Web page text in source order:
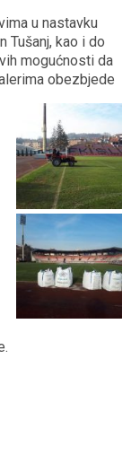
u nastavku
Tušanj, kao i do
mogućnosti da
obezbjede